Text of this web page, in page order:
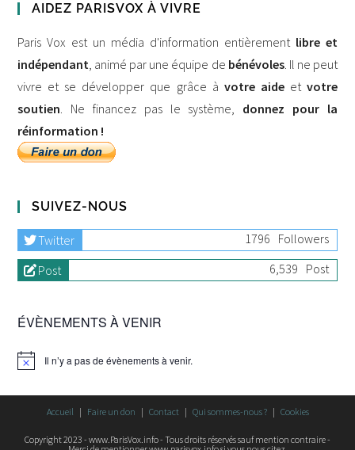
AIDEZ PARISVOX À VIVRE
Paris Vox est un média d'information entièrement libre et
indépendant, animé par une équipe de bénévoles. Il ne peut
vivre et se développer que grâce à votre aideet votre
soutien. Ne financez pas le système, donnez pour la
réinformation !
SUIVEZ-NOUS
Twitter 1796 Followers
Post
6,539 Post
ÉVÈNEMENTS À VENIR
Il n’y a pas de évènements à venir.
Accueil Faire un don Contact Qui sommes-nous ? Cookies
Copyright 2023 - www.ParisVox.info - Tous droits réservés sauf mention contraire -